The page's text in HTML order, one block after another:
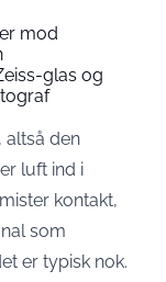
mod
glas og
, altså den
luft ind i
kontakt,
som
er typisk nok.